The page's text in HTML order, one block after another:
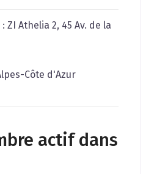
:ZI Athelia 2, 45 Av. de la
Côte d'Azur
actif dans